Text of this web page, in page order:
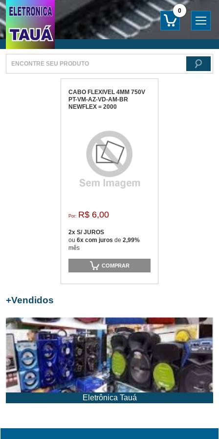
0
CABO FLEXIVEL 4MM 750V
PT-VM-AZ-VD-AM-BR
NEWFLEX = 2000
Por: R$ 6,00
2x S/ JUROS
ou 6x com juros de 2,99%
mês
COMPRAR
+Vendidos
Eletrônica Tauá